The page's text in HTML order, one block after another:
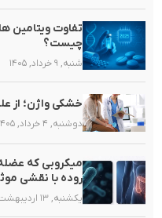
تفاوت ویتامین
چیست؟
شنبه, ۹ خرداد, ۱۴۰۵
خشکی واژن؛ از
دوشنبه, ۴ خرداد, ۱۴۰۵
میکروبی که
روده با نقشی
یکشنبه, ۱۳ اردیبهشت, ۱۴۰۵